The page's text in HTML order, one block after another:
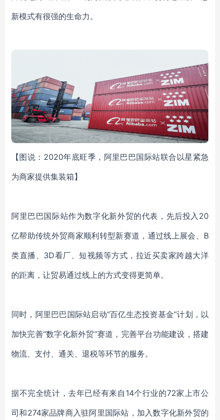
新模式有很强的生命力。
【图说：2020年底旺季，阿里巴巴国际站联合以星紧急
为商家提供集装箱】
阿里巴巴国际站作为数字化新外贸的代表，先后投入 20
亿帮助传统外贸商家顺利转型新赛道，通过线上展会、 B
类直播、3D看厂、短视频等方式，拉近买卖家跨越大洋
的距离，让贸易通过线上的方式变得更简单。
同时，阿里巴巴国际站启动“百亿生态投资基金”计划，以
加快完善“数字化新外贸”赛道，完善平台功能建设，搭建
物流、支付、通关、退税等环节的服务。
据不完全统计，去年已经有来自 14个行业的72家上市公
司和274家品牌商入驻阿里国际站，加入数字化新外贸的